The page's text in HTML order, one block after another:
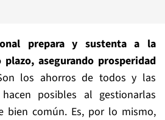
prepara y sustenta a la
asegurando prosperidad
los ahorros de todos y las
posibles al gestionarlas
bien común. Es, por lo mismo,